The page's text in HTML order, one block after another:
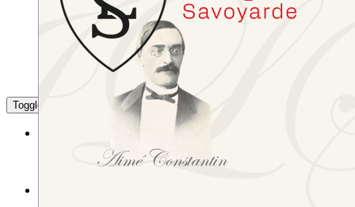
Toggle the mobile menu Toggle the search field
La langue savoyarde
Littérature
L’écriture de la langue savoyarde